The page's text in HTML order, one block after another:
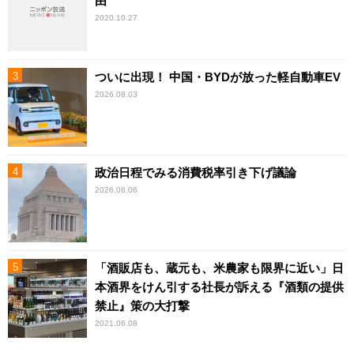
2020.10.27
ついに出現！ 中国・BYDが放った軽自動車EV
2026.08.03
政治日程でみる消費税率引き下げ議論
2026.08.06
「酒販店も、蔵元も、米農家も限界に近い」日
本酒界をけん引する社長が訴える『酒類の提供
禁止』策の大打撃
2021.06.08